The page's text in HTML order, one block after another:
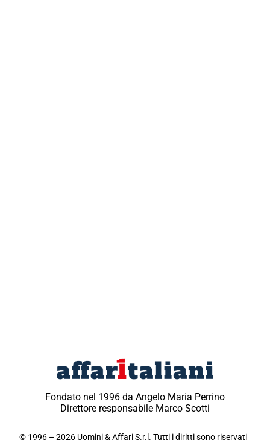
Fondato nel 1996 da Angelo Maria Perrino
Direttore responsabile Marco Scotti
© 1996 – 2026 Uomini & Affari S.r.l. Tutti i diritti sono riservati